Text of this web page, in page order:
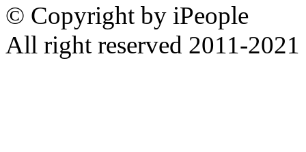
© Copyright by iPeople
All right reserved 2011-2021